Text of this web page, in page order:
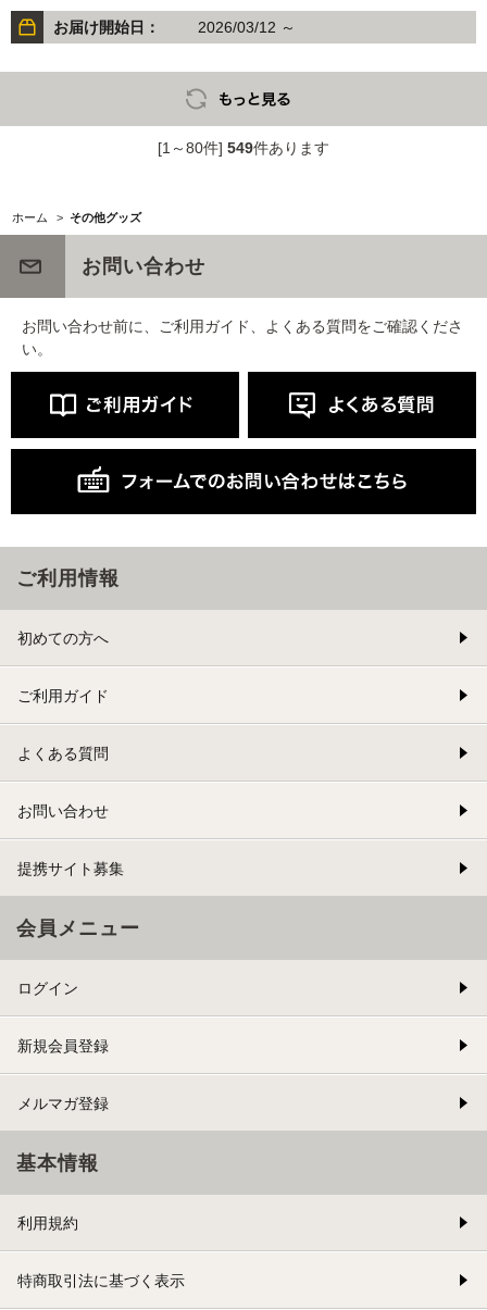
お届け開始日： 2026/03/12 ～
[1～80件] 549件あります
ホーム > その他グッズ
お問い合わせ
お問い合わせ前に、ご利用ガイド、よくある質問をご確認くださ
い。
ご利用情報
初めての方へ
ご利用ガイド
よくある質問
お問い合わせ
提携サイト募集
会員メニュー
ログイン
新規会員登録
メルマガ登録
基本情報
利用規約
特商取引法に基づく表示